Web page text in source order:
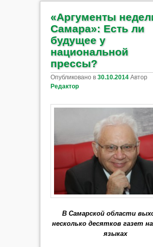
«Аргументы
Самара»: Есть ли
будущее у
национальной
прессы?
Опубликовано в 30.10.2014 Автор
Редактор
В Самарской области
несколько десятков газет
языках